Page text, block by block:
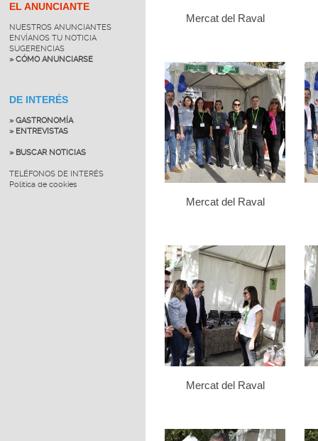
EL ANUNCIANTE
NUESTROS ANUNCIANTES
ENVÍANOS TU NOTICIA
SUGERENCIAS
» CÓMO ANUNCIARSE
DE INTERÉS
» GASTRONOMÍA
» ENTREVISTAS
» BUSCAR NOTICIAS
TELÉFONOS DE INTERÉS
Política de cookies
Mercat del Raval
Mercat del Raval
Mercat del Raval